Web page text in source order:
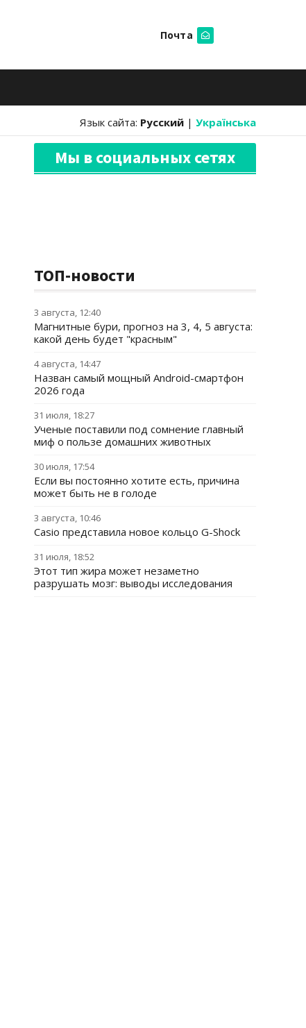
Почта
Язык сайта: Русский | Українська
Мы в социальных сетях
ТОП-новости
3 августа, 12:40
Магнитные бури, прогноз на 3, 4, 5 августа:
какой день будет "красным"
4 августа, 14:47
Назван самый мощный Android-смартфон
2026 года
31 июля, 18:27
Ученые поставили под сомнение главный
миф о пользе домашних животных
30 июля, 17:54
Если вы постоянно хотите есть, причина
может быть не в голоде
3 августа, 10:46
Casio представила новое кольцо G-Shock
31 июля, 18:52
Этот тип жира может незаметно
разрушать мозг: выводы исследования